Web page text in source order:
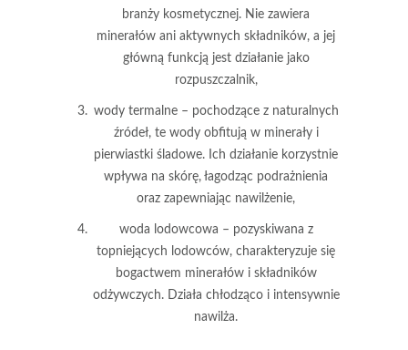
branży kosmetycznej. Nie zawiera
minerałów ani aktywnych składników, a jej
główną funkcją jest działanie jako
rozpuszczalnik,
wody termalne– pochodzące z naturalnych
źródeł, te wody obfitują w minerały i
pierwiastki śladowe. Ich działanie korzystnie
wpływa na skórę, łagodząc podrażnienia
oraz zapewniając nawilżenie,
woda lodowcowa – pozyskiwana z
topniejących lodowców, charakteryzuje się
bogactwem minerałów i składników
odżywczych. Działa chłodząco i intensywnie
nawilża.